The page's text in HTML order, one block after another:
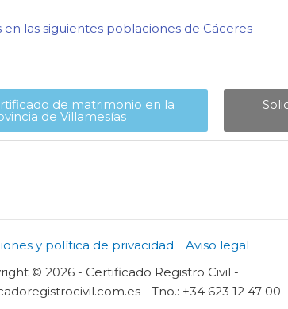
las siguientes poblaciones de Cáceres​
de matrimonio en la
de Villamesías​
y política de privacidad
Aviso legal
© 2026 - Certificado Registro Civil -
- Tno.: +34 623 12 47 00